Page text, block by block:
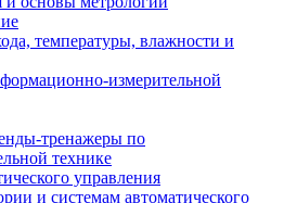
температуры, влажности и
измерительной
тренажеры по
технике
управления
и системам автоматического